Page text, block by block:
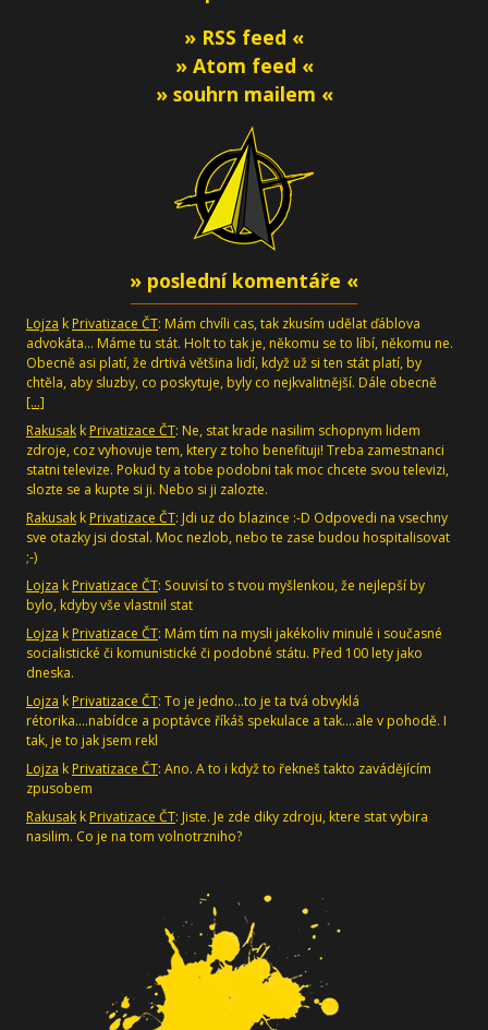
» RSS feed «
» Atom feed «
» souhrn mailem «
» poslední komentáře «
Lojza k Privatizace ČT: Mám chvíli cas, tak zkusím udělat ďáblova
advokáta... Máme tu stát. Holt to tak je, někomu se to líbí, někomu ne.
Obecně asi platí, že drtivá většina lidí, když už si ten stát platí, by
chtěla, aby sluzby, co poskytuje, byly co nejkvalitnější. Dále obecně
[…]
Rakusak k Privatizace ČT: Ne, stat krade nasilim schopnym lidem
zdroje, coz vyhovuje tem, ktery z toho benefituji! Treba zamestnanci
statni televize. Pokud ty a tobe podobni tak moc chcete svou televizi,
slozte se a kupte si ji. Nebo si ji zalozte.
Rakusak k Privatizace ČT: Jdi uz do blazince :-D Odpovedi na vsechny
sve otazky jsi dostal. Moc nezlob, nebo te zase budou hospitalisovat
;-)
Lojza k Privatizace ČT: Souvisí to s tvou myšlenkou, že nejlepší by
bylo, kdyby vše vlastnil stat
Lojza k Privatizace ČT: Mám tím na mysli jakékoliv minulé i současné
socialistické či komunistické či podobné státu. Před 100 lety jako
dneska.
Lojza k Privatizace ČT: To je jedno...to je ta tvá obvyklá
rétorika....nabídce a poptávce říkáš spekulace a tak....ale v pohodě. I
tak, je to jak jsem rekl
Lojza k Privatizace ČT: Ano. A to i když to řekneš takto zavádějícím
zpusobem
Rakusak k Privatizace ČT: Jiste. Je zde diky zdroju, ktere stat vybira
nasilim. Co je na tom volnotrzniho?